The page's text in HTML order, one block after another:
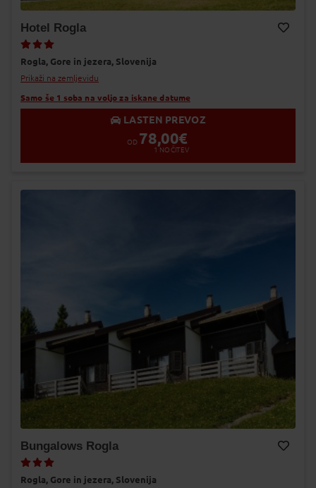
Hotel Rogla
Rogla, Gore in jezera, Slovenija
Prikaži na zemljevidu
Samo še 1 soba na voljo za iskane datume
LASTEN PREVOZ
OD 78,00€
1 NOČITEV
Bungalows Rogla
Rogla, Gore in jezera, Slovenija